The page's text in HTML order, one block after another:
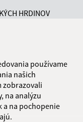
používame
našich
zobrazovali
na analýzu
a na pochopenie
HRDINOV